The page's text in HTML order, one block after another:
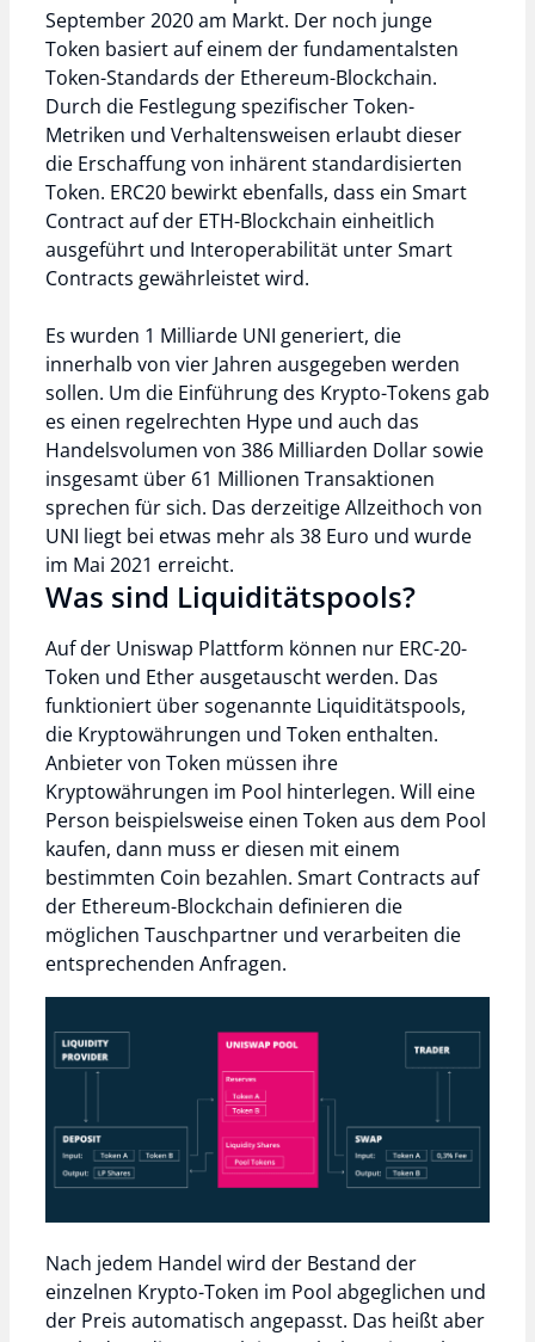
September 2020 am Markt. Der noch junge
Token basiert auf einem der fundamentalsten
Token-Standards der Ethereum-Blockchain.
Durch die Festlegung spezifischer Token-
Metriken und Verhaltensweisen erlaubt dieser
die Erschaffung von inhärent standardisierten
Token. ERC20 bewirkt ebenfalls, dass ein Smart
Contract auf der ETH-Blockchain einheitlich
ausgeführt und Interoperabilität unter Smart
Contracts gewährleistet wird.
Es wurden 1 Milliarde UNI generiert, die
innerhalb von vier Jahren ausgegeben werden
sollen. Um die Einführung des Krypto-Tokens gab
es einen regelrechten Hype und auch das
Handelsvolumen von 386 Milliarden Dollar sowie
insgesamt über 61 Millionen Transaktionen
sprechen für sich. Das derzeitige Allzeithoch von
UNI liegt bei etwas mehr als 38 Euro und wurde
im Mai 2021 erreicht.
Was sind Liquiditätspools?
Auf der Uniswap Plattform können nur ERC-20-
Token und Ether ausgetauscht werden. Das
funktioniert über sogenannte Liquiditätspools,
die Kryptowährungen und Token enthalten.
Anbieter von Token müssen ihre
Kryptowährungen im Pool hinterlegen. Will eine
Person beispielsweise einen Token aus dem Pool
kaufen, dann muss er diesen mit einem
bestimmten Coin bezahlen. Smart Contracts auf
der Ethereum-Blockchain definieren die
möglichen Tauschpartner und verarbeiten die
entsprechenden Anfragen.
Nach jedem Handel wird der Bestand der
einzelnen Krypto-Token im Pool abgeglichen und
der Preis automatisch angepasst. Das heißt aber